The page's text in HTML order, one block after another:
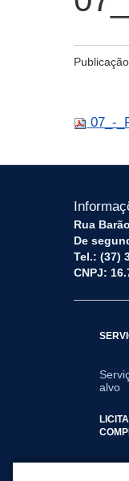
07_-
Rua
De
Tel.: (37)
CNPJ:
alvo